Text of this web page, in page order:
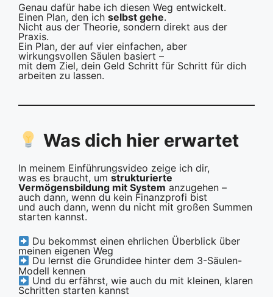
Genau dafür habe ich diesen Weg entwickelt.
Einen Plan, den ich selbst gehe.
Nicht aus der Theorie, sondern direkt aus der
Praxis.
Ein Plan, der auf vier einfachen, aber
wirkungsvollen Säulen basiert –
mit dem Ziel, dein Geld Schritt für Schritt für dich
arbeiten zu lassen.
Was dich hier erwartet
In meinem Einführungsvideo zeige ich dir,
was es braucht, um strukturierte
Vermögensbildung mit System anzugehen –
auch dann, wenn du kein Finanzprofi bist
und auch dann, wenn du nicht mit großen Summen
starten kannst.
Du bekommst einen ehrlichen Überblick über
meinen eigenen Weg
Du lernst die Grundidee hinter dem 3-Säulen-
Modell kennen
Und du erfährst, wie auch du mit kleinen, klaren
Schritten starten kannst